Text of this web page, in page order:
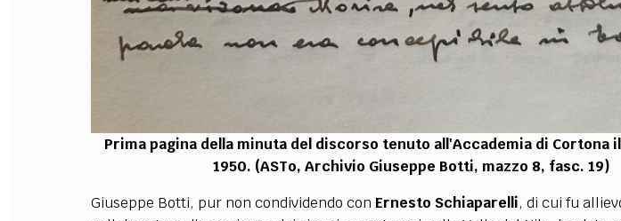
Prima pagina della minuta del discorso tenuto all'Accademia di Cortona
1950. (ASTo, Archivio Giuseppe Botti, mazzo 8, fasc. 19)
Giuseppe Botti, pur non condividendo con Ernesto Schiaparelli, di cui fu